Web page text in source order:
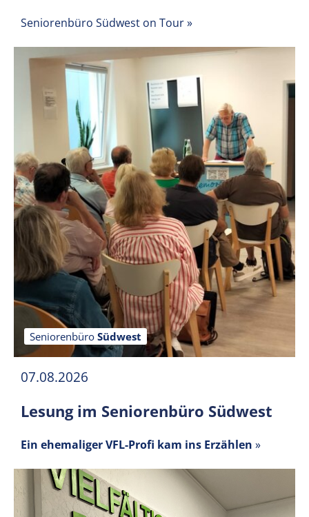
Seniorenbüro Südwest on Tour»
Seniorenbüro Südwest
07.08.2026
Lesung im Seniorenbüro Südwest
Ein ehemaliger VFL-Profi kam ins Erzählen »